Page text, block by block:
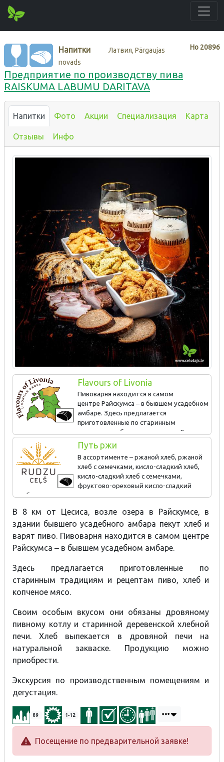
Нo 20896
Напитки
Латвия, Pārgaujas
novads
Предприятие по производству пива
RAISKUMA LABUMU DARITAVA
Напитки Фото Акции Специализация Карта
Отзывы Инфо
Flavours of Livonia
Пивоварня находится в самом
центре Райскумса ‒ в бывшем усадебном
амбаре. Здесь предлагается
приготовленные по старинным
традициям и рецептам пиво, хлеб и копченое мясо. Своим
особым вкусом они обязаны дровяному пивному котлу и
старинной деревенской хлебной печи. Дегустация.
Вишневый пивной коктейль Raiskumietis.
Путь ржи
В ассортименте – ржаной хлеб, ржаной
хлеб с семечками, кисло-сладкий хлеб,
кисло-сладкий хлеб с семечками,
фруктово-ореховый кисло-сладкий
хлеб, печенье из овсяных хлопьев, сырное печенье.
Экскурсия-дегустация для индивидуальных посещений и
групп, 1–1,5 ч.
В 8 км от Цесиса, возле озера в Райскумсе, в
здании бывшего усадебного амбара пекут хлеб и
варят пиво. Пивоварня находится в самом центре
Райскумса ‒ в бывшем усадебном амбаре.
Здесь предлагается приготовленные по
старинным традициям и рецептам пиво, хлеб и
копченое мясо.
Своим особым вкусом они обязаны дровяному
пивному котлу и старинной деревенской хлебной
печи. Хлеб выпекается в дровяной печи на
натуральной закваске. Продукцию можно
приобрести.
Экскурсия по производственным помещениям и
дегустация.
89 1-12
Посещение по предварительной заявке!